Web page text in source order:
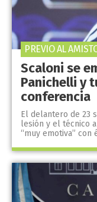
Scaloni se
Panichelli y
conferencia
El delantero de 23
lesión y el técnico
“muy emotiva” con
PREVIO AL